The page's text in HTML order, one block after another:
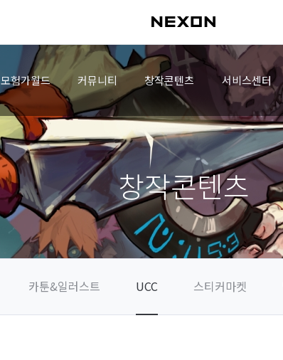
모험가월드 커뮤니티 창작콘텐츠 서비스센터
창작콘텐츠
카툰&일러스트 UCC 스티커마켓